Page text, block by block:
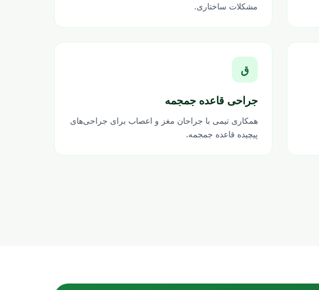
مشکلات ساختاری.
ق
جراحی قاعده جمجمه
همکاری تیمی با جراحان مغز و اعصاب برای جراحی‌های
پیچیده قاعده جمجمه.